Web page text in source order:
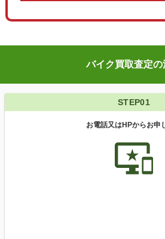
バイク買取査定の
STEP01
お電話又はHPからお申
important_devices